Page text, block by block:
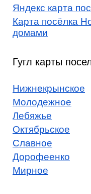
Яндекс карта
Карта посёлка
домами
Гугл карты
Нижнекрынское
Молодежное
Лебяжье
Октябрьское
Славное
Дорофеенко
Мирное